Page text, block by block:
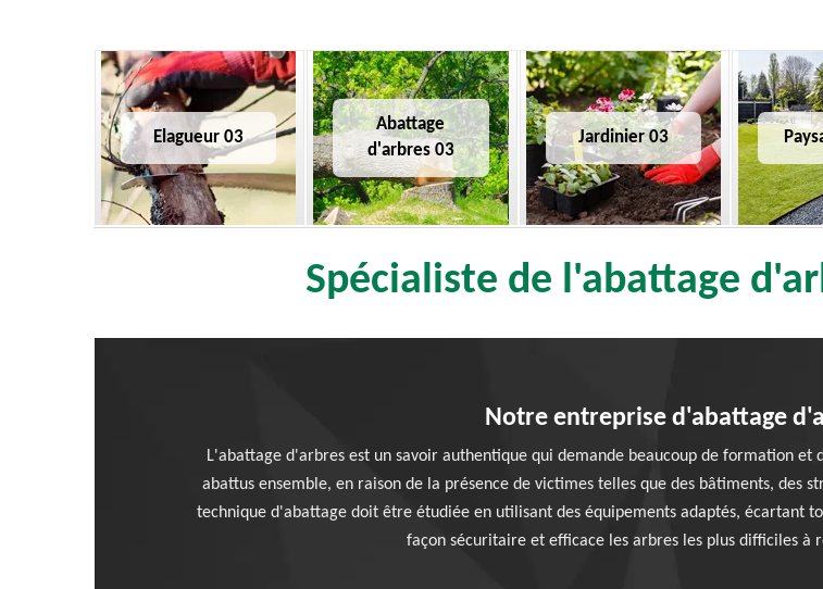
Elagueur 03
Abattage
d'arbres 03
Jardinier 03
Spécialiste de l'abattage
Notre entreprise d'abattage
L'abattage d'arbres est un savoir authentique qui demande beaucoup de formation et
abattus ensemble, en raison de la présence de victimes telles que des bâtiments, des
technique d'abattage doit être étudiée en utilisant des équipements adaptés, écartant
façon sécuritaire et efficace les arbres les plus difficiles à